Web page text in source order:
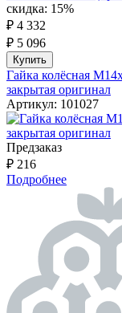
скидка: 15%
₽ 4 332
₽ 5 096
Купить
Гайка колёсная
закрытая оригинал
Артикул: 101027
Предзаказ
₽ 216
Подробнее